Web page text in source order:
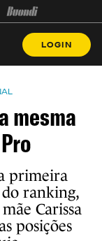
LOGIN
mesma
primeira
ranking,
Carissa
posições